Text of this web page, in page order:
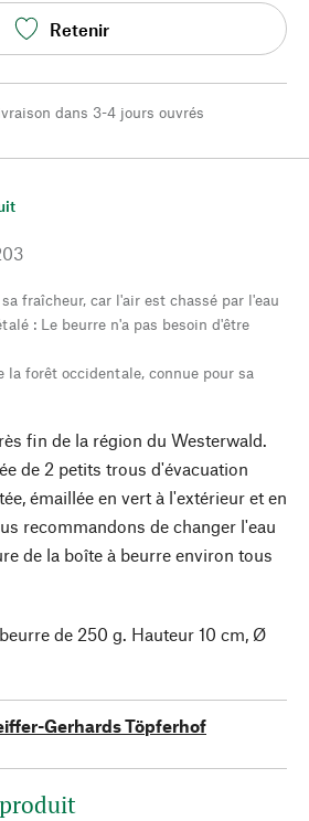
Retenir
dans 3-4 jours ouvrés
fraîcheur, car l'air est chassé par l'eau
: Le beurre n'a pas besoin d'être
la forêt occidentale, connue pour sa
fin de la région du Westerwald.
de 2 petits trous d'évacuation
émaillée en vert à l'extérieur et en
recommandons de changer l'eau
de la boîte à beurre environ tous
de 250 g. Hauteur 10 cm, Ø
Gerhards Töpferhof